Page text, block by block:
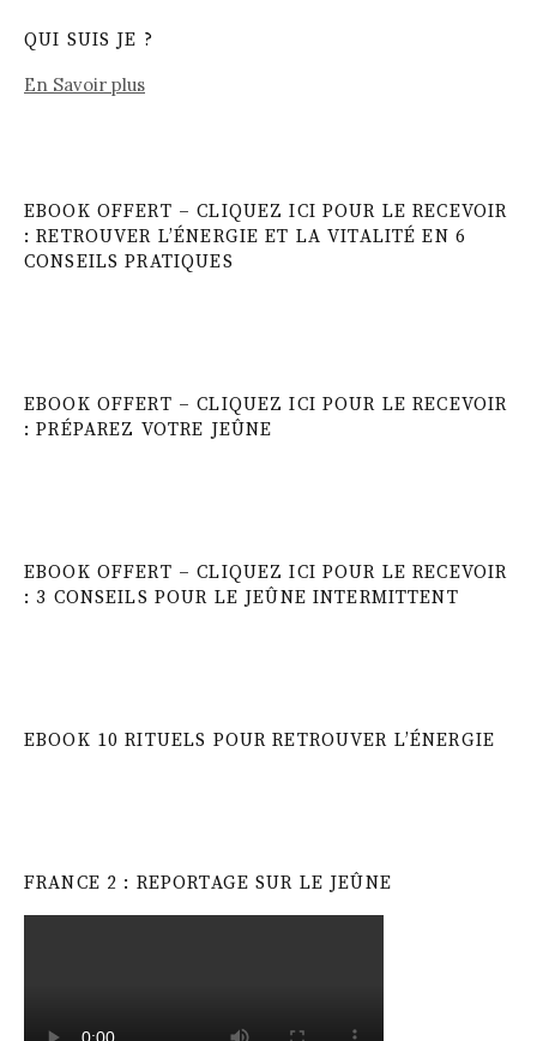
QUI SUIS JE ?
En Savoir plus
EBOOK OFFERT – CLIQUEZ ICI POUR LE RECEVOIR
: RETROUVER L’ÉNERGIE ET LA VITALITÉ EN 6
CONSEILS PRATIQUES
EBOOK OFFERT – CLIQUEZ ICI POUR LE RECEVOIR
: PRÉPAREZ VOTRE JEÛNE
EBOOK OFFERT – CLIQUEZ ICI POUR LE RECEVOIR
: 3 CONSEILS POUR LE JEÛNE INTERMITTENT
EBOOK 10 RITUELS POUR RETROUVER L’ÉNERGIE
FRANCE 2 : REPORTAGE SUR LE JEÛNE